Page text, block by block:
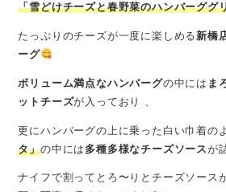
「雪どけチーズと春野菜のハンバーググ
たっぷりのチーズが一度に楽しめる新橋
ーグ
ボリューム満点なハンバーグの中には ま
ットチーズが入っており 、
更にハンバーグの上に乗った白い巾着の
タ」の中には 多種多様なチーズソースが
ナイフで割ってとろ〜りとチーズソース